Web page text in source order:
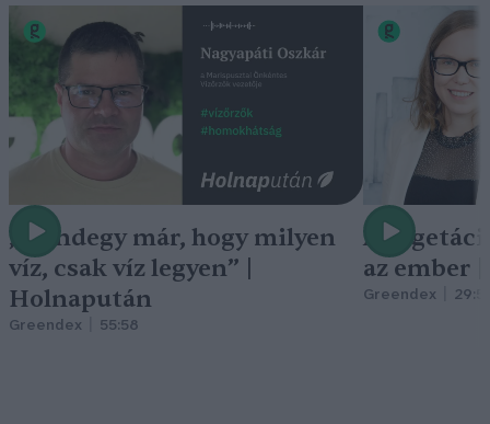
„Mindegy már, hogy milyen
víz, csak víz legyen” |
Holnapután
Greendex 55:58
A
az ember
Greendex